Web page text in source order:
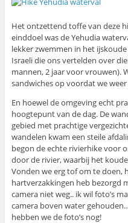
Het ontzettend toffe van deze
einddoel was de Yehudia
lekker zwemmen in het
Israeli die ons vertelden over
mannen, 2 jaar voor vrouwen).
sandwiches op voordat we
En hoewel de omgeving echt
hoogtepunt van de dag. De
gebied met prachtige
wandelen kwam een steile
begon de echte rivierhike voor
door de rivier, waarbij het
Vonden we erg tof om te doen,
hartverzakkingen heb bezorgd
camera niet weg.. ik wil foto’s
camera boven water
hebben we de foto’s nog!